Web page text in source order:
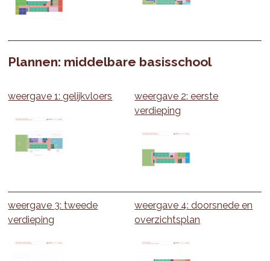
Plannen: middelbare basisschool
weergave 1: gelijkvloers
weergave 2: eerste
verdieping
weergave 3: tweede
verdieping
weergave 4: doorsnede en
overzichtsplan